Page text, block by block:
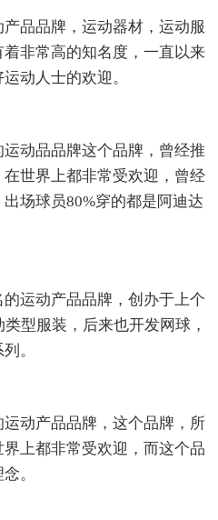
品品牌，运动器材，运动服
非常高的知名度，一直以来
动人士的欢迎。
动品品牌这个品牌，曾经推
世界上都非常受欢迎，曾经
场球员80%穿的都是阿迪达
运动产品品牌，创办于上个
型服装，后来也开发网球，
。
动产品品牌，这个品牌，所
上都非常受欢迎，而这个品
。